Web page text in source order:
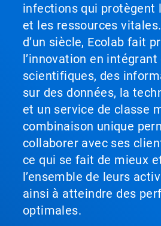
infections qui protègent
et les ressources
d’un siècle, Ecolab fait
l’innovation en
scientifiques, des
sur des données, la
et un service de classe
combinaison unique
collaborer avec ses
ce qui se fait de mieux
l’ensemble de leurs
ainsi à atteindre des
optimales.